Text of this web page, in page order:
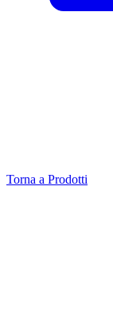
Torna a Prodotti